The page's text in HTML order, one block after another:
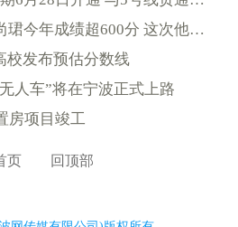
第16次参加高考的唐尚珺今年成绩超600分 这次他会怎样选择？
校发布预估分数线
人车”将在宁波正式上路
房项目竣工
页 回顶部